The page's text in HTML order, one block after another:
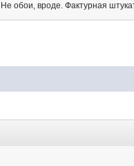
обои, вроде. Фактурная